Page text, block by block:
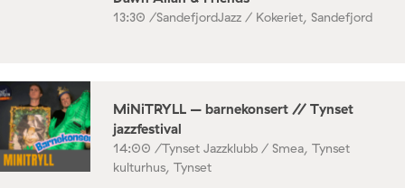
13:30 /SandefjordJazz / Kokeriet, Sandefjord
MiNiTRYLL – barnekonsert // Tynset
jazzfestival
14:00 /Tynset Jazzklubb / Smea, Tynset
kulturhus, Tynset